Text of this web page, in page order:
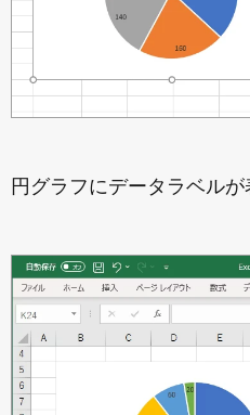
円グラフにデータラベルが